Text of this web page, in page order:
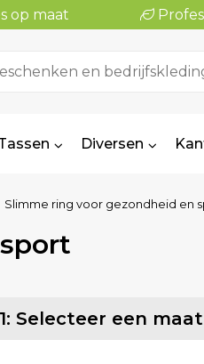
op maat
Diversen
Slimme ring voor gezondheid en
1: Selecteer een maat